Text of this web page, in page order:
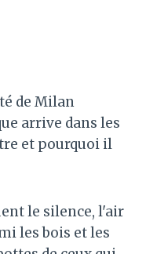
de Milan
arrive dans les
et pourquoi il
le silence, l'air
les bois et les